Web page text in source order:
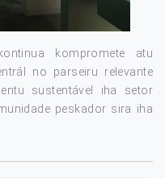
kompromete atu
no parseiru relevante
sustentável iha setor
peskador sira iha